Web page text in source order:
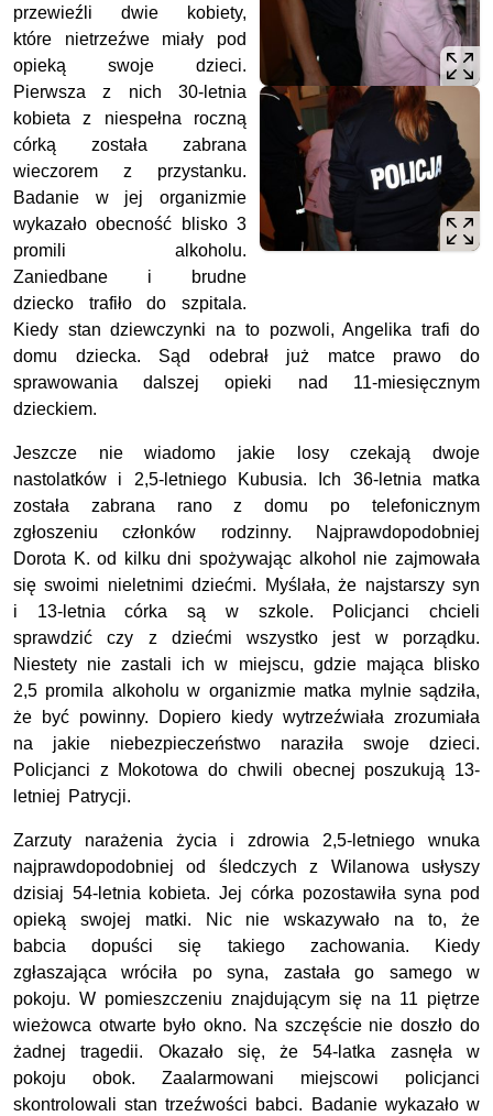
przewieźli dwie kobiety,
które nietrzeźwe miały pod
opieką swoje dzieci.
Pierwsza z nich 30-letnia
kobieta z niespełna roczną
córką została zabrana
wieczorem z przystanku.
Badanie w jej organizmie
wykazało obecność blisko 3
promili alkoholu.
Zaniedbane i brudne
dziecko trafiło do szpitala.
Kiedy stan dziewczynki na to pozwoli, Angelika trafi do
domu dziecka. Sąd odebrał już matce prawo do
sprawowania dalszej opieki nad 11-miesięcznym
dzieckiem.
Jeszcze nie wiadomo jakie losy czekają dwoje
nastolatków i 2,5-letniego Kubusia. Ich 36-letnia matka
została zabrana rano z domu po telefonicznym
zgłoszeniu członków rodzinny. Najprawdopodobniej
Dorota K. od kilku dni spożywając alkohol nie zajmowała
się swoimi nieletnimi dziećmi. Myślała, że najstarszy syn
i 13-letnia córka są w szkole. Policjanci chcieli
sprawdzić czy z dziećmi wszystko jest w porządku.
Niestety nie zastali ich w miejscu, gdzie mająca blisko
2,5 promila alkoholu w organizmie matka mylnie sądziła,
że być powinny. Dopiero kiedy wytrzeźwiała zrozumiała
na jakie niebezpieczeństwo naraziła swoje dzieci.
Policjanci z Mokotowa do chwili obecnej poszukują 13-
letniej Patrycji.
Zarzuty narażenia życia i zdrowia 2,5-letniego wnuka
najprawdopodobniej od śledczych z Wilanowa usłyszy
dzisiaj 54-letnia kobieta. Jej córka pozostawiła syna pod
opieką swojej matki. Nic nie wskazywało na to, że
babcia dopuści się takiego zachowania. Kiedy
zgłaszająca wróciła po syna, zastała go samego w
pokoju. W pomieszczeniu znajdującym się na 11 piętrze
wieżowca otwarte było okno. Na szczęście nie doszło do
żadnej tragedii. Okazało się, że 54-latka zasnęła w
pokoju obok. Zaalarmowani miejscowi policjanci
skontrolowali stan trzeźwości babci. Badanie wykazało w